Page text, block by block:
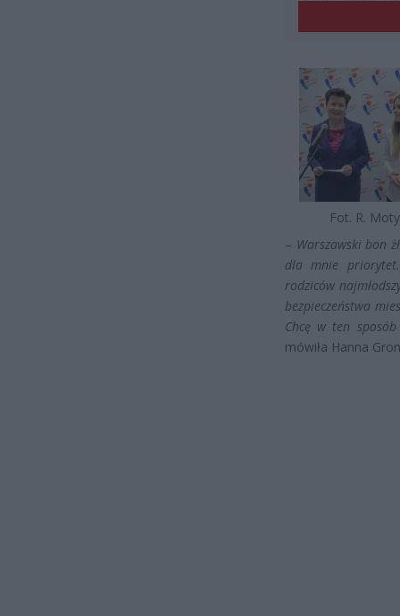
Fot. R.
– Warszawski bon
dla mnie
rodziców
bezpieczeństwa
Chcę w ten
mówiła Hanna